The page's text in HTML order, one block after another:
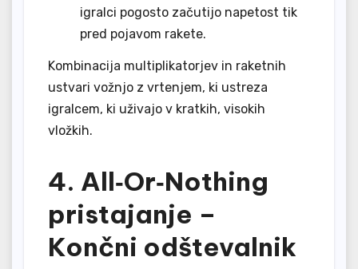
igralci pogosto začutijo napetost tik
pred pojavom rakete.
Kombinacija multiplikatorjev in raketnih
ustvari vožnjo z vrtenjem, ki ustreza
igralcem, ki uživajo v kratkih, visokih
vložkih.
4. All‑Or‑Nothing
pristajanje –
Končni odštevalnik